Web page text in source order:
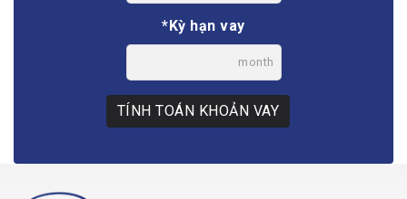
*Kỳ hạn vay
month
TÍNH TOÁN KHOẢN VAY